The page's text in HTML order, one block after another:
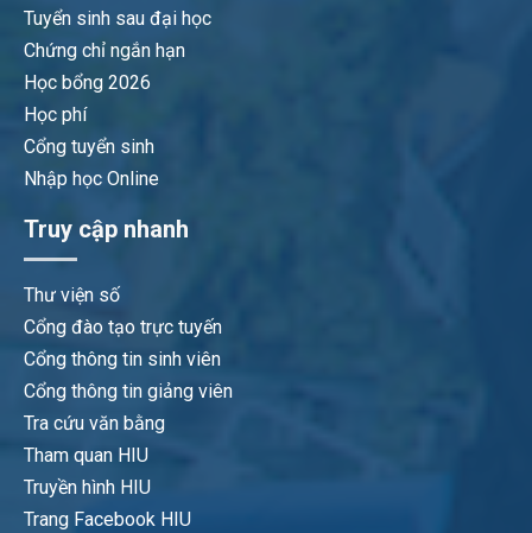
Tuyển sinh sau đại học
Chứng chỉ ngắn hạn
Học bổng 2026
Học phí
Cổng tuyển sinh
Nhập học Online
Truy cập nhanh
Thư viện số
Cổng đào tạo trực tuyến
Cổng thông tin sinh viên
Cổng thông tin giảng viên
Tra cứu văn bằng
Tham quan HIU
Truyền hình HIU
Trang Facebook HIU